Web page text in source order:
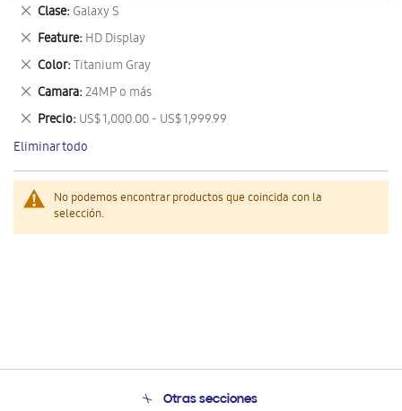
No podemos encontrar productos que coincida con la
selección.
Clase Galaxy S
Eliminar
este
artículo
Feature HD Display
Eliminar
este
artículo
Color Titanium Gray
Eliminar
este
artículo
Camara 24MP o más
Eliminar
este
artículo
Precio US$ 1,000.00 - US$ 1,999.99
Eliminar
este
artículo
Eliminar todo
Otras secciones